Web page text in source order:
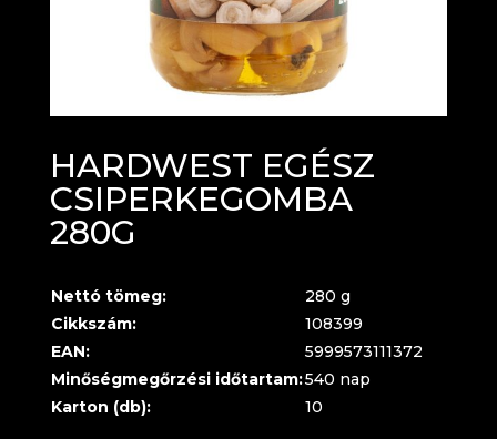
HARDWEST EGÉSZ
CSIPERKEGOMBA
280G
Nettó tömeg:
280 g
Cikkszám:
108399
EAN:
5999573111372
Minőségmegőrzési időtartam:540 nap
Karton (db):
10